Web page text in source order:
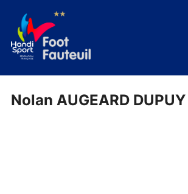
contenu
Nolan AUGEARD DUPUY